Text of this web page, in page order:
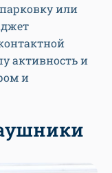
или
активность и
и